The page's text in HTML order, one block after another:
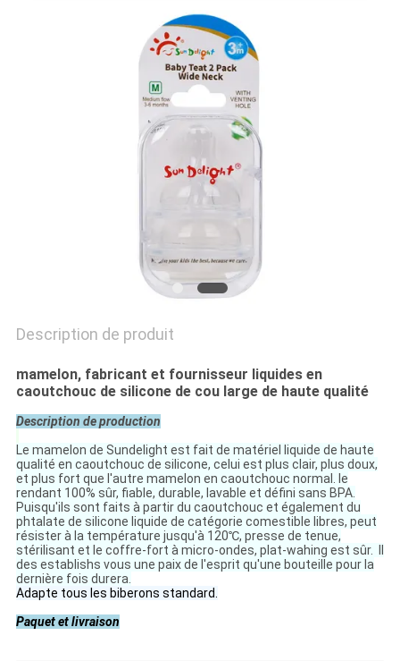
PRIVACY
POLICY
Description de produit
mamelon, fabricant et fournisseur liquides en
caoutchouc de silicone de cou large de haute qualité
Description de production
Le mamelon de Sundelight est fait de matériel liquide de haute
qualité en caoutchouc de silicone, celui est plus clair, plus doux,
et plus fort que l'autre mamelon en caoutchouc normal. le
rendant 100% sûr, fiable, durable, lavable et défini sans BPA.
Puisqu'ils sont faits à partir du caoutchouc et également du
phtalate de silicone liquide de catégorie comestible libres, peut
résister à la température jusqu'à 120℃, presse de tenue,
stérilisant et le coffre-fort à micro-ondes, plat-wahing est sûr. Il
des establishs vous une paix de l'esprit qu'une bouteille pour la
dernière fois durera.
Adapte tous les biberons standard.
Paquet et livraison